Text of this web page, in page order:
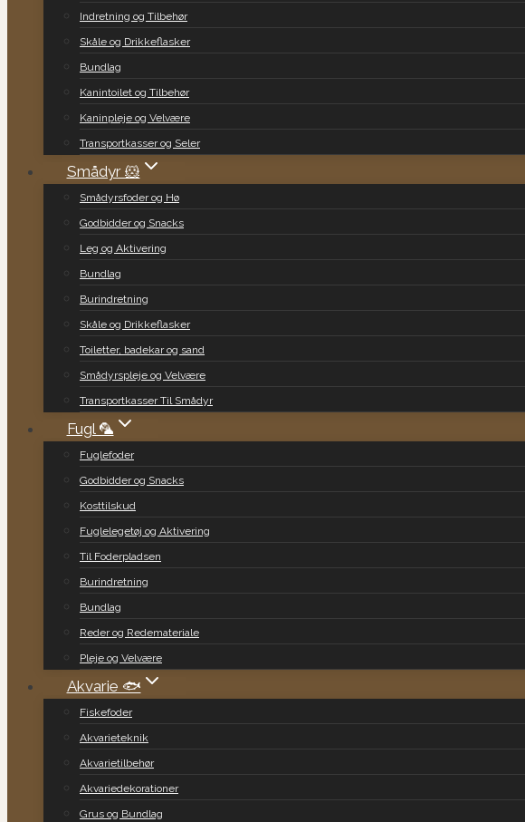
Indretning og Tilbehør
Skåle og Drikkeflasker
Bundlag
Kanintoilet og Tilbehør
Kaninpleje og Velvære
Transportkasser og Seler
Smådyr 🐹
Smådyrsfoder og Hø
Godbidder og Snacks
Leg og Aktivering
Bundlag
Burindretning
Skåle og Drikkeflasker
Toiletter, badekar og sand
Smådyrspleje og Velvære
Transportkasser Til Smådyr
Fugl 🦜
Fuglefoder
Godbidder og Snacks
Kosttilskud
Fuglelegetøj og Aktivering
Til Foderpladsen
Burindretning
Bundlag
Reder og Redemateriale
Pleje og Velvære
Akvarie 🐟
Fiskefoder
Akvarieteknik
Akvarietilbehør
Akvariedekorationer
Grus og Bundlag